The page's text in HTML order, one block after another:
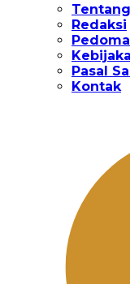
Redaksi
Pasal
Kontak